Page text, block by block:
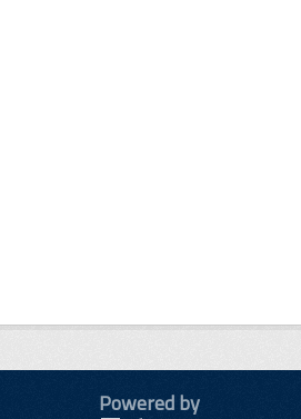
Powered by